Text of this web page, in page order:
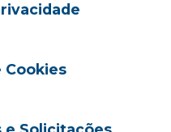
Cookies